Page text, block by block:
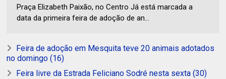
Praça Elizabeth Paixão, no Centro Já está marcada a
data da primeira feira de adoção de an...
Feira de adoção em Mesquita teve 20 animais adotados
no domingo (16)
Feira livre da Estrada Feliciano Sodré nesta sexta (30)